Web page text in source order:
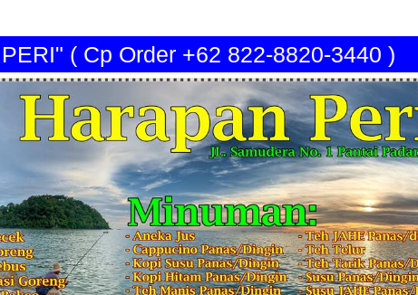
PERI" ( Cp Order +62 822-8820-3440 )